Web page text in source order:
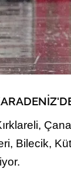
pazarlama
ilişkin
tıklayabilir,
uygun
Bilecik,